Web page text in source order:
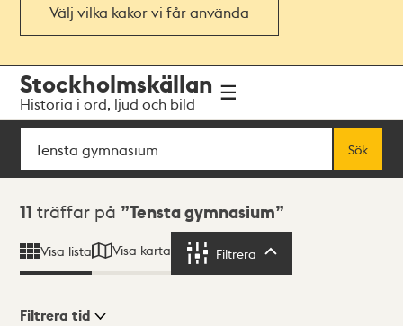
Välj vilka kakor vi får använda
navigationen
huvudinnehållet
Stockholmskällan
Historia i ord, ljud och bild
Sök
Sök
Sökresultat
11 träffar på Tensta gymnasium
Visa lista Visa karta Filtrera
Filtrera tid